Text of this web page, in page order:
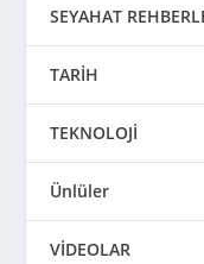
SEYAHAT
TARİH
TEKNOLOJİ
Ünlüler
VİDEOLAR